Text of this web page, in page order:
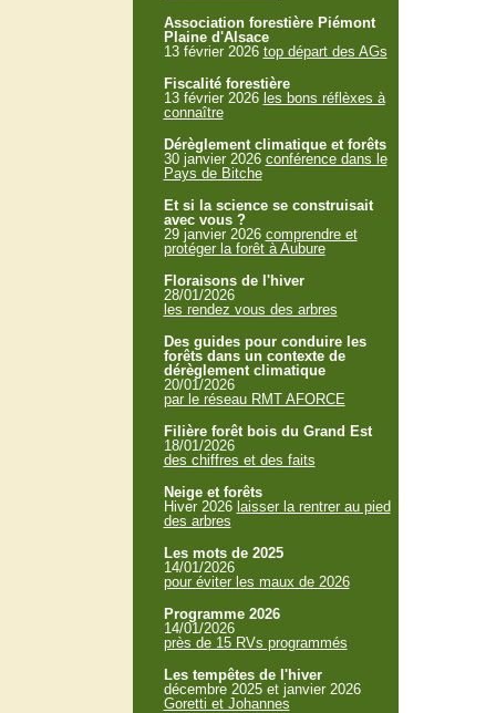
Association forestière Piémont
Plaine d'Alsace
13 février 2026 top départ des AGs
Fiscalité forestière
13 février 2026 les bons réflèxes à
connaître
Dérèglement climatique et forêts
30 janvier 2026 conférence dans le
Pays de Bitche
Et si la science se construisait
avec vous ?
29 janvier 2026 comprendre et
protéger la forêt à Aubure
Floraisons de l'hiver
28/01/2026
les rendez vous des arbres
Des guides pour conduire les
forêts dans un contexte de
dérèglement climatique
20/01/2026
par le réseau RMT AFORCE
Filière forêt bois du Grand Est
18/01/2026
des chiffres et des faits
Neige et forêts
Hiver 2026 laisser la rentrer au pied
des arbres
Les mots de 2025
14/01/2026
pour éviter les maux de 2026
Programme 2026
14/01/2026
près de 15 RVs programmés
Les tempêtes de l'hiver
décembre 2025 et janvier 2026
Goretti et Johannes